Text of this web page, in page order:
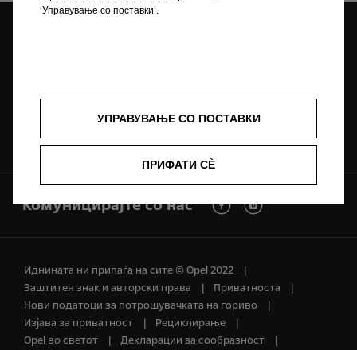
Побарајте сервис
Брошури и
Комуницирајте со нас
Иднината ни припаѓа на сите © Opel 2022
Заштитен знак и авторски права
Приватноста
Нови податоци за потрошувачката на гориво
Изјава за приватност
Рециклирање
Opel во светот
Декларации за сообразност
‘Управување со поставки’.
УПРАВУВАЊЕ СО ПОСТАВКИ
ПРИФАТИ СÈ